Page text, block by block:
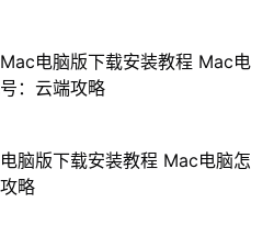
电脑版下载安装教程 Mac电
：云端攻略
脑版下载安装教程 Mac电脑怎
略